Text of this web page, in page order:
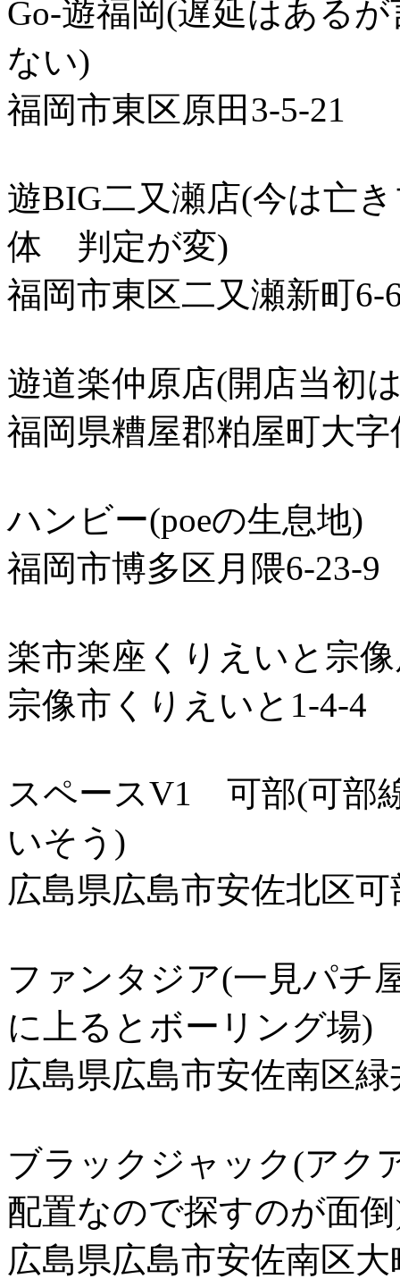
Go-遊福岡(遅延はある
ない)
福岡市東区原田3-5-21
遊BIG二又瀬店(今は亡
体 判定が変)
福岡市東区二又瀬新町6-
遊道楽仲原店(開店当初
福岡県糟屋郡粕屋町大字
ハンビー(poeの生息地)
福岡市博多区月隈6-23-9
楽市楽座くりえいと宗
宗像市くりえいと1-4-4
スペースV1 可部(可部
いそう)
広島県広島市安佐北区可
ファンタジア(一見パチ
に上るとボーリング場)
広島県広島市安佐南区緑
ブラックジャック(ア
配置なので探すのが面
広島県広島市安佐南区大